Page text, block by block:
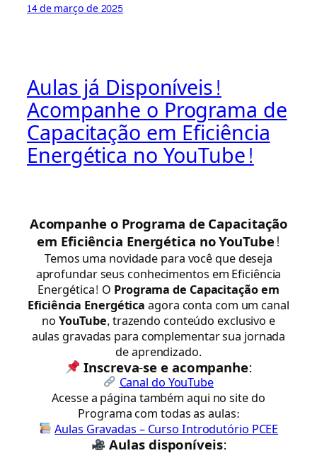
14 de março de 2025
Aulas já Disponíveis!
Acompanhe o Programa de
Capacitação em Eficiência
Energética no YouTube!
Acompanhe o Programa de Capacitação
em Eficiência Energética no YouTube!
Temos uma novidade para você que deseja
aprofundar seus conhecimentos em Eficiência
Energética! O Programa de Capacitação em
Eficiência Energéticaagora conta com um canal
noYouTube, trazendo conteúdo exclusivo e
aulas gravadas para complementar sua jornada
de aprendizado.
Inscreva-se e acompanhe:
Canal do YouTube
Acesse a página também aqui no site do
Programa com todas as aulas:
Aulas Gravadas – Curso Introdutório PCEE
Aulas disponíveis: